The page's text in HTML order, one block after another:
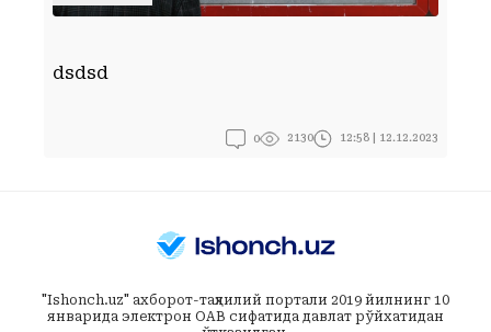
dsdsd
0 2130 12:58 | 12.12.2023
"Ishonch.uz" ахборот-таҳлилий портали 2019 йилнинг 10
январида электрон ОАВ сифатида давлат рўйхатидан